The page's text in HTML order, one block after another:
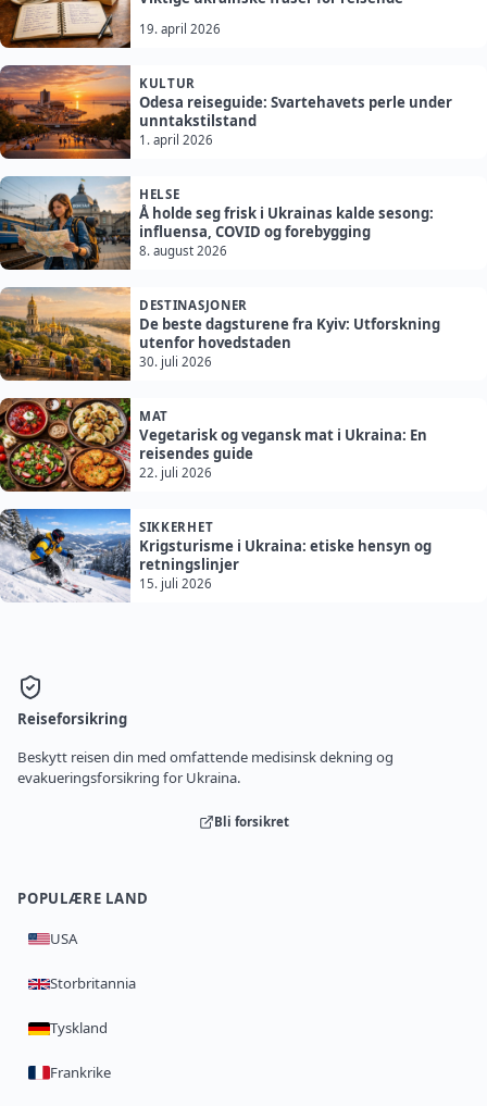
19. april 2026
KULTUR
Odesa reiseguide: Svartehavets perle under
unntakstilstand
1. april 2026
HELSE
Å holde seg frisk i Ukrainas kalde sesong:
influensa, COVID og forebygging
8. august 2026
DESTINASJONER
De beste dagsturene fra Kyiv: Utforskning
utenfor hovedstaden
30. juli 2026
MAT
Vegetarisk og vegansk mat i Ukraina: En
reisendes guide
22. juli 2026
SIKKERHET
Krigsturisme i Ukraina: etiske hensyn og
retningslinjer
15. juli 2026
Reiseforsikring
Beskytt reisen din med omfattende medisinsk dekning og
evakueringsforsikring for Ukraina.
Bli forsikret
POPULÆRE LAND
USA
Storbritannia
Tyskland
Frankrike